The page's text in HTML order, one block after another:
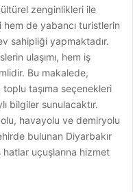
zenginlikleri ile
de yabancı turistlerin
sahipliği yapmaktadır.
ulaşımı, hem iş
Bu makalede,
toplu taşıma seçenekleri
bilgiler sunulacaktır.
havayolu ve demiryolu
bulunan Diyarbakır
hatlar uçuşlarına hizmet